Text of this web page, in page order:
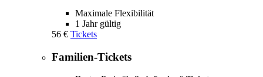
Maximale Flexibilität
1 Jahr gültig
56 € Tickets
Familien-Tickets